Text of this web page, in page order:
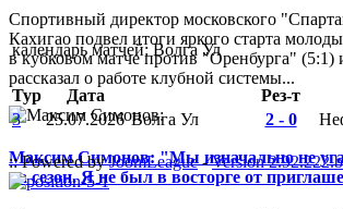
Спортивный директор московского
Кахигао подвел итоги яркого старта
в кубковом матче против "Оренбурга" (5:1)
рассказал о работе клубной системы...
Максим Симонов: "Мы изначально не
на сезон. Я не был в восторге от
календарь матчей: Волга Ул
Тур Дата
Рез-т
3
25.07.2026 Волга Ул 2 - 0
:: Powered byJoomLeague-Version